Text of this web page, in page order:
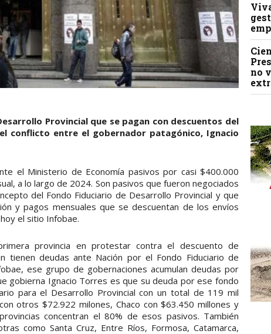
Provincial que se pagan con descuentos del
conflicto entre el gobernador patagónico, Ignacio
el Ministerio de Economía pasivos por casi $400.000
a lo largo de 2024. Son pasivos que fueron negociados
del Fondo Fiduciario de Desarrollo Provincial y que
y pagos mensuales que se descuentan de los envíos
el sitio Infobae.
provincia en protestar contra el descuento de
tienen deudas ante Nación por el Fondo Fiduciario de
ese grupo de gobernaciones acumulan deudas por
gobierna Ignacio Torres es que su deuda por ese fondo
para el Desarrollo Provincial con un total de 119 mil
otros $72.922 milones, Chaco con $63.450 millones y
concentran el 80% de esos pasivos. También
como Santa Cruz, Entre Ríos, Formosa, Catamarca,
no